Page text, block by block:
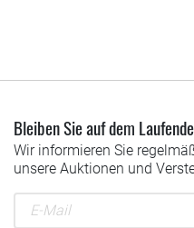
Bleiben Sie auf dem
Wir informieren Sie
unsere Auktionen und